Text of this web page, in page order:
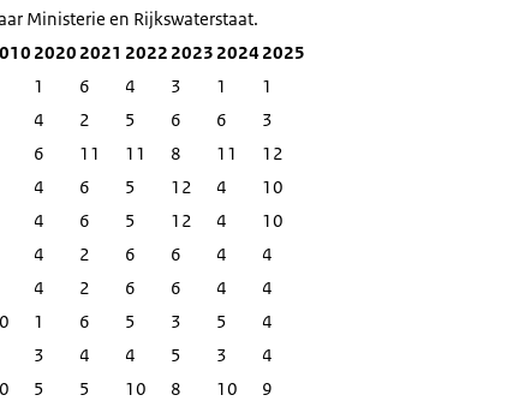
Ministerie en Rijkswaterstaat.
2020 2021 2022 2023 20242025
1 6 4 3 1
1
4 2 5 6 6
3
6 11 11 8 11
12
4 6 5 12 4
10
4 6 5 12 4
10
4 2 6 6 4
4
4 2 6 6 4
4
1 6 5 3 5
4
3 4 4 5 3
4
5 5 10 8 10
9